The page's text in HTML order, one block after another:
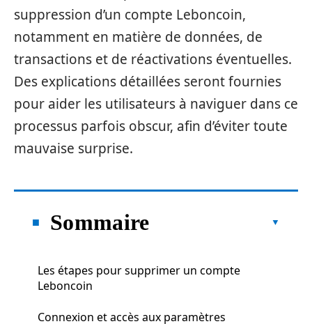
suppression d’un compte Leboncoin,
notamment en matière de données, de
transactions et de réactivations éventuelles.
Des explications détaillées seront fournies
pour aider les utilisateurs à naviguer dans ce
processus parfois obscur, afin d’éviter toute
mauvaise surprise.
Sommaire
Les étapes pour supprimer un compte
Leboncoin
Connexion et accès aux paramètres